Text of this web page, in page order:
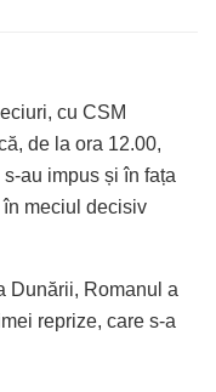
cu CSM
de la ora 12.00,
au impus și în fața
meciul decisiv
Dunării, Romanul a
reprize, care s-a